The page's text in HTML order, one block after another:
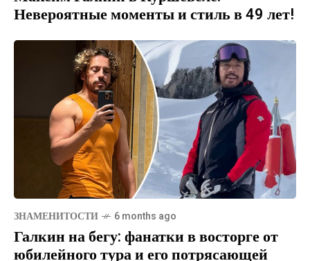
Невероятные моменты и стиль в 49 лет!
ЗНАМЕНИТОСТИ 6 months ago
Галкин на бегу: фанатки в восторге от
юбилейного тура и его потрясающей